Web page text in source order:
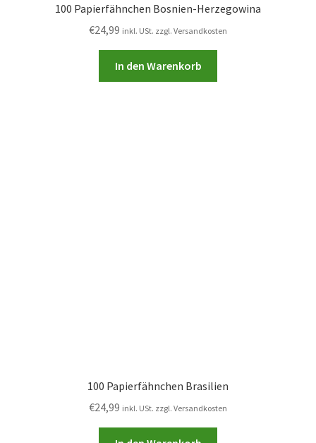
100 Papierfähnchen Bosnien-Herzegowina
€24,99 inkl. USt. zzgl. Versandkosten
In den Warenkorb
100 Papierfähnchen Brasilien
€24,99 inkl. USt. zzgl. Versandkosten